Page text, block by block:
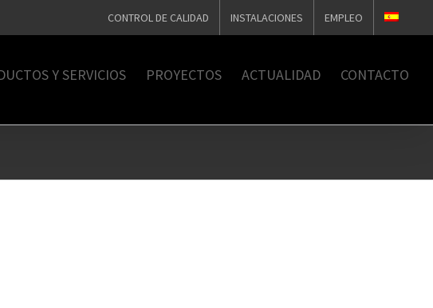
CONTROL DE CALIDAD INSTALACIONES EMPLEO
Y SERVICIOS PROYECTOS ACTUALIDAD CONTACTO